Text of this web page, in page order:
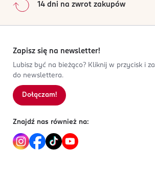
14 dni na zwrot zakupów
Zapisz się na newsletter!
Lubisz być na bieżąco? Kliknij w przycisk i
do newslettera.
Dołączam!
Znajdź nas również na: